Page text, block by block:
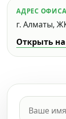
АДРЕС ОФИСА
г. Алматы,
Открыть